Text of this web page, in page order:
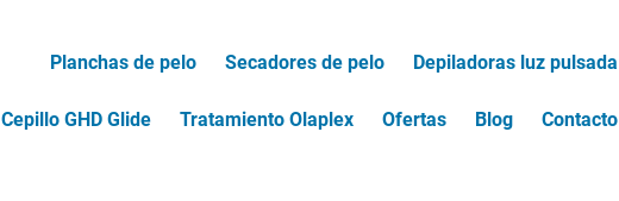
Planchas de pelo Secadores de pelo Depiladoras luz pulsada
Cepillo GHD Glide Tratamiento Olaplex Ofertas Blog Contacto